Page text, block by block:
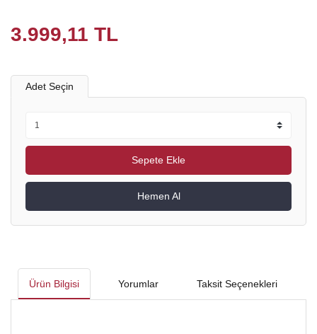
3.999,11 TL
Adet Seçin
Sepete Ekle
Hemen Al
Ürün Bilgisi Yorumlar Taksit Seçenekleri